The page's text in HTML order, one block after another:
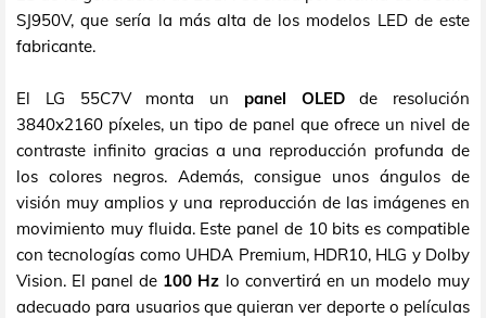
SJ950V, que sería la más alta de los modelos LED de este
fabricante.
El LG 55C7V monta un panel OLEDde resolución
3840x2160 píxeles, un tipo de panel que ofrece un nivel de
contraste infinito gracias a una reproducción profunda de
los colores negros. Además, consigue unos ángulos de
visión muy amplios y una reproducción de las imágenes en
movimiento muy fluida. Este panel de 10 bits es compatible
con tecnologías como UHDA Premium, HDR10, HLG y Dolby
Vision. El panel de 100 Hz lo convertirá en un modelo muy
adecuado para usuarios que quieran ver deporte o películas